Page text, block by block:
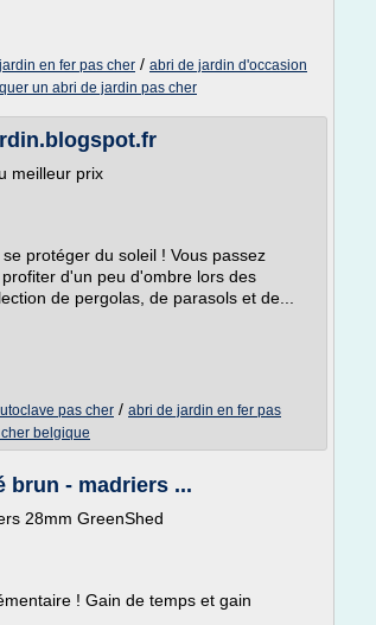
en fer pas cher / abri de jardin d'occasion
un abri de jardin pas cher
meilleur prix
protéger du soleil ! Vous passez
d'un peu d'ombre lors des
de pergolas, de parasols et de...
pas cher / abri de jardin en fer pas
belgique
brun - madriers ...
28mm GreenShed
! Gain de temps et gain